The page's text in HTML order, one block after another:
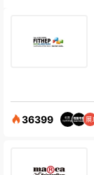
36399